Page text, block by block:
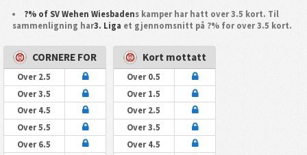
?% of SV Wehen Wiesbadens kamper har hatt over 3.5 kort. Til
sammenligning har3. Liga et gjennomsnitt på ?% for over 3.5 kort.
CORNERE FOR
Over 2.5
Over 3.5
Over 4.5
Over 5.5
Over 6.5
Kort mottatt
Over 0.5
Over 1.5
Over 2.5
Over 3.5
Over 4.5